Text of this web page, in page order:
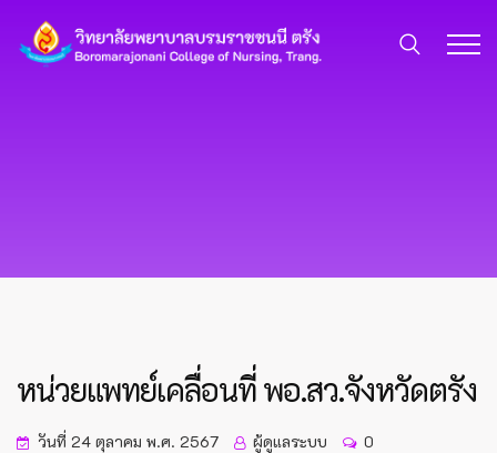
หน่วยแพทย์เคลื่อนที่ พอ.สว.จังหวัดตรัง
วันที่ 24 ตุลาคม พ.ศ. 2567 ผู้ดูแลระบบ 0